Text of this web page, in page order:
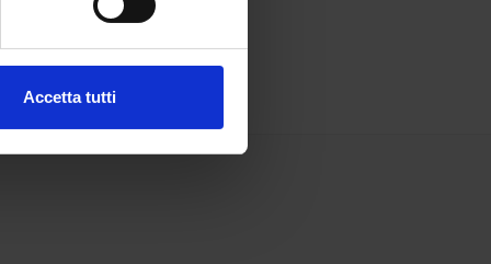
Accetta tutti